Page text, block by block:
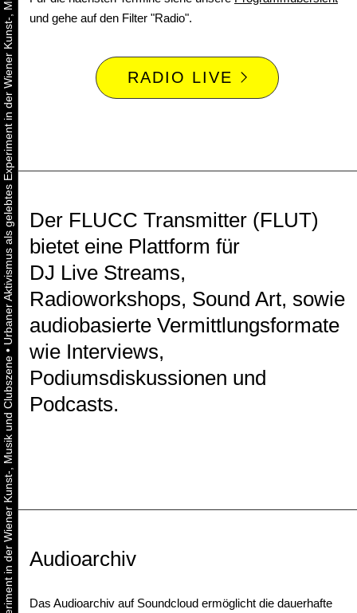
•
Urbaner Aktivismus als gelebtes Experiment in der Wiener Kunst-, Musik und Clubszene
und gehe auf den Filter "Radio".
RADIO LIVE
Der FLUCC Transmitter (FLUT)
bietet eine Plattform für
DJ Live Streams,
Radioworkshops, Sound Art, sowie
audiobasierte Vermittlungsformate
wie Interviews,
Podiumsdiskussionen und
Podcasts.
Audioarchiv
Das Audioarchiv auf Soundcloud ermöglicht die dauerhafte